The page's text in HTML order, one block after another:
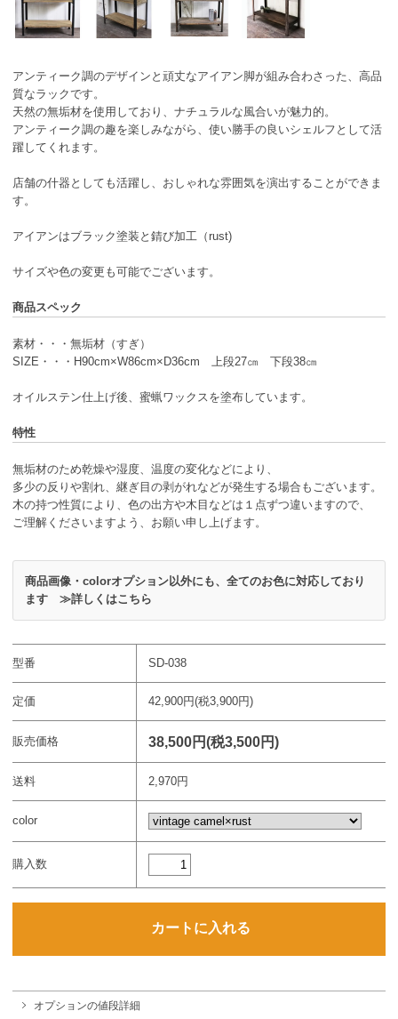
アンティーク調のデザインと頑丈なアイアン脚が組み合わさった、高品
質なラックです。
天然の無垢材を使用しており、ナチュラルな風合いが魅力的。
アンティーク調の趣を楽しみながら、使い勝手の良いシェルフとして活
躍してくれます。
店舗の什器としても活躍し、おしゃれな雰囲気を演出することができま
す。
アイアンはブラック塗装と錆び加工（rust)
サイズや色の変更も可能でございます。
商品スペック
素材・・・無垢材（すぎ）
SIZE・・・H90cm×W86cm×D36cm 上段27㎝ 下段38㎝
オイルステン仕上げ後、蜜蝋ワックスを塗布しています。
特性
無垢材のため乾燥や湿度、温度の変化などにより、
多少の反りや割れ、継ぎ目の剥がれなどが発生する場合もございます。
木の持つ性質により、色の出方や木目などは１点ずつ違いますので、
ご理解くださいますよう、お願い申し上げます。
商品画像・colorオプション以外にも、全てのお色に対応しており
ます ≫詳しくはこちら
型番 SD-038
定価 42,900円(税3,900円)
販売価格 38,500円(税3,500円)
送料 2,970円
color
購入数
オプションの値段詳細